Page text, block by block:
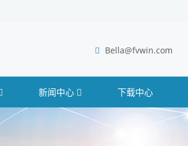
Bella@fvwin.com
新闻中心 下载中心